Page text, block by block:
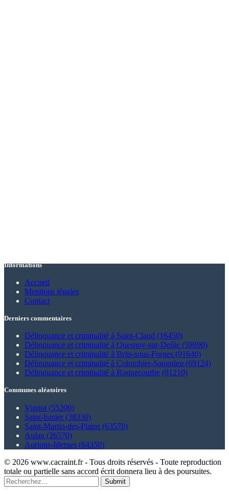
Informations
Accueil
Mentions légales
Contact
Derniers commentaires
Délinquance et criminalité à Saint-Claud (16450)
Délinquance et criminalité à Quesnoy-sur-Deûle (59890)
Délinquance et criminalité à Briis-sous-Forges (91640)
Délinquance et criminalité à Colombier-Saugnieu (69124)
Délinquance et criminalité à Roquecourbe (81210)
Communes aléatoires
Vignot (55200)
Saint-Ismier (38330)
Saint-Martin-des-Plains (63570)
Aulan (26570)
Aurions-Idernes (64350)
© 2026 www.cacraint.fr - Tous droits réservés - Toute reproduction
totale ou partielle sans accord écrit donnera lieu à des poursuites.
Submit